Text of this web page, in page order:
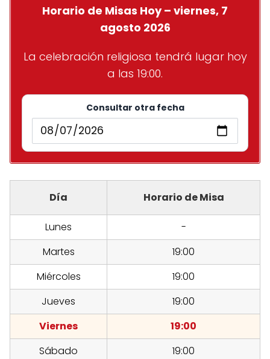
Horario de Misas Hoy – viernes, 7
agosto 2026
La celebración religiosa tendrá lugar hoy
a las 19:00.
Consultar otra fecha
Día Horario de Misa
Lunes
-
Martes
19:00
Miércoles
19:00
Jueves
19:00
Viernes
19:00
Sábado
19:00